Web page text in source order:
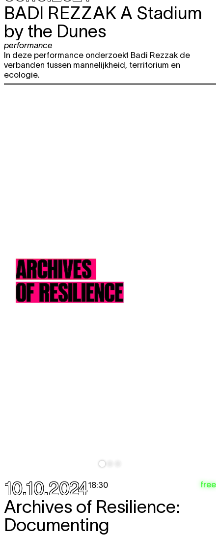
BADI REZZAK A Stadium
by the Dunes
performance
In deze performance onderzoekt Badi Rezzak de
verbanden tussen mannelijkheid, territorium en
ecologie.
10.10.202418:30 free
Archives of Resilience:
Documenting